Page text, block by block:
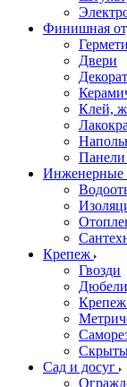
Финишная
Двери
Клей,
Панели
Инженерные
Крепеж
Гвозди
Крепеж
Сад и досуг